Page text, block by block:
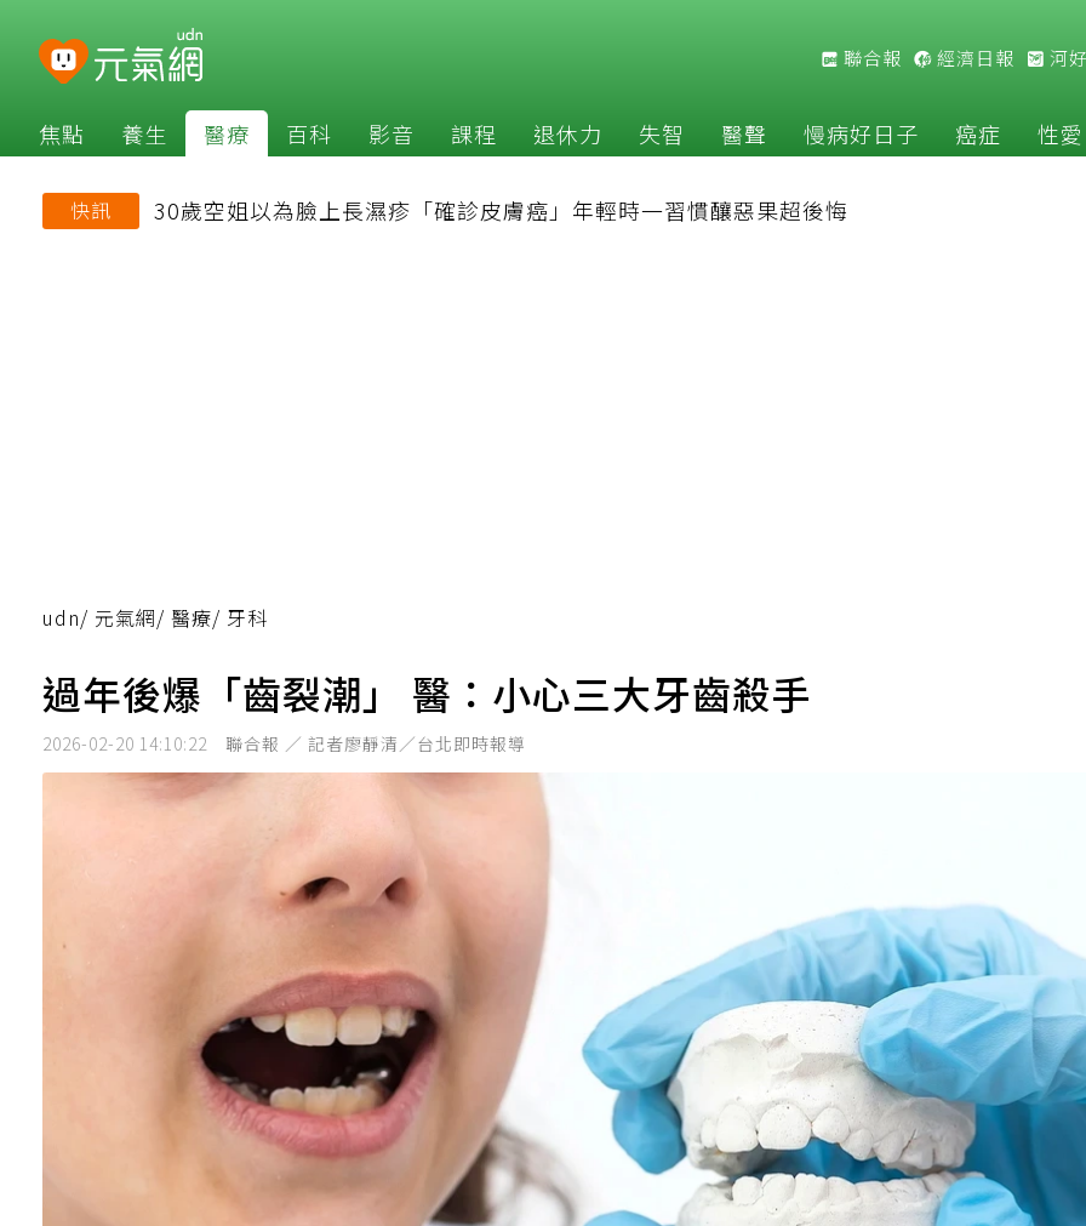
聯合報 經濟日報 河
焦點 養生 醫療 百科 影音 課程 退休力 失智 醫聲 慢病好日子 癌症 性愛
快訊 30歲空姐以為臉上長濕疹「確診皮膚癌」年輕時一習慣釀惡果超後悔
udn/ 元氣網/ 醫療/ 牙科
過年後爆「齒裂潮」 醫：小心三大牙齒殺手
2026-02-20 14:10:22 聯合報 ／ 記者廖靜清／台北即時報導